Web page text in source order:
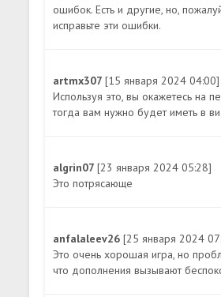
ошибок. Есть и другие, но,
исправьте эти ошибки.
artmx307[15 января 2024 04:00]
Используя это, вы окажетесь на
тогда вам нужно будет иметь в
algrin07[23 января 2024 05:28]
Это потрясающе
anfalaleev26[25 января 2024
Это очень хорошая игра, но
что дополнения вызывают